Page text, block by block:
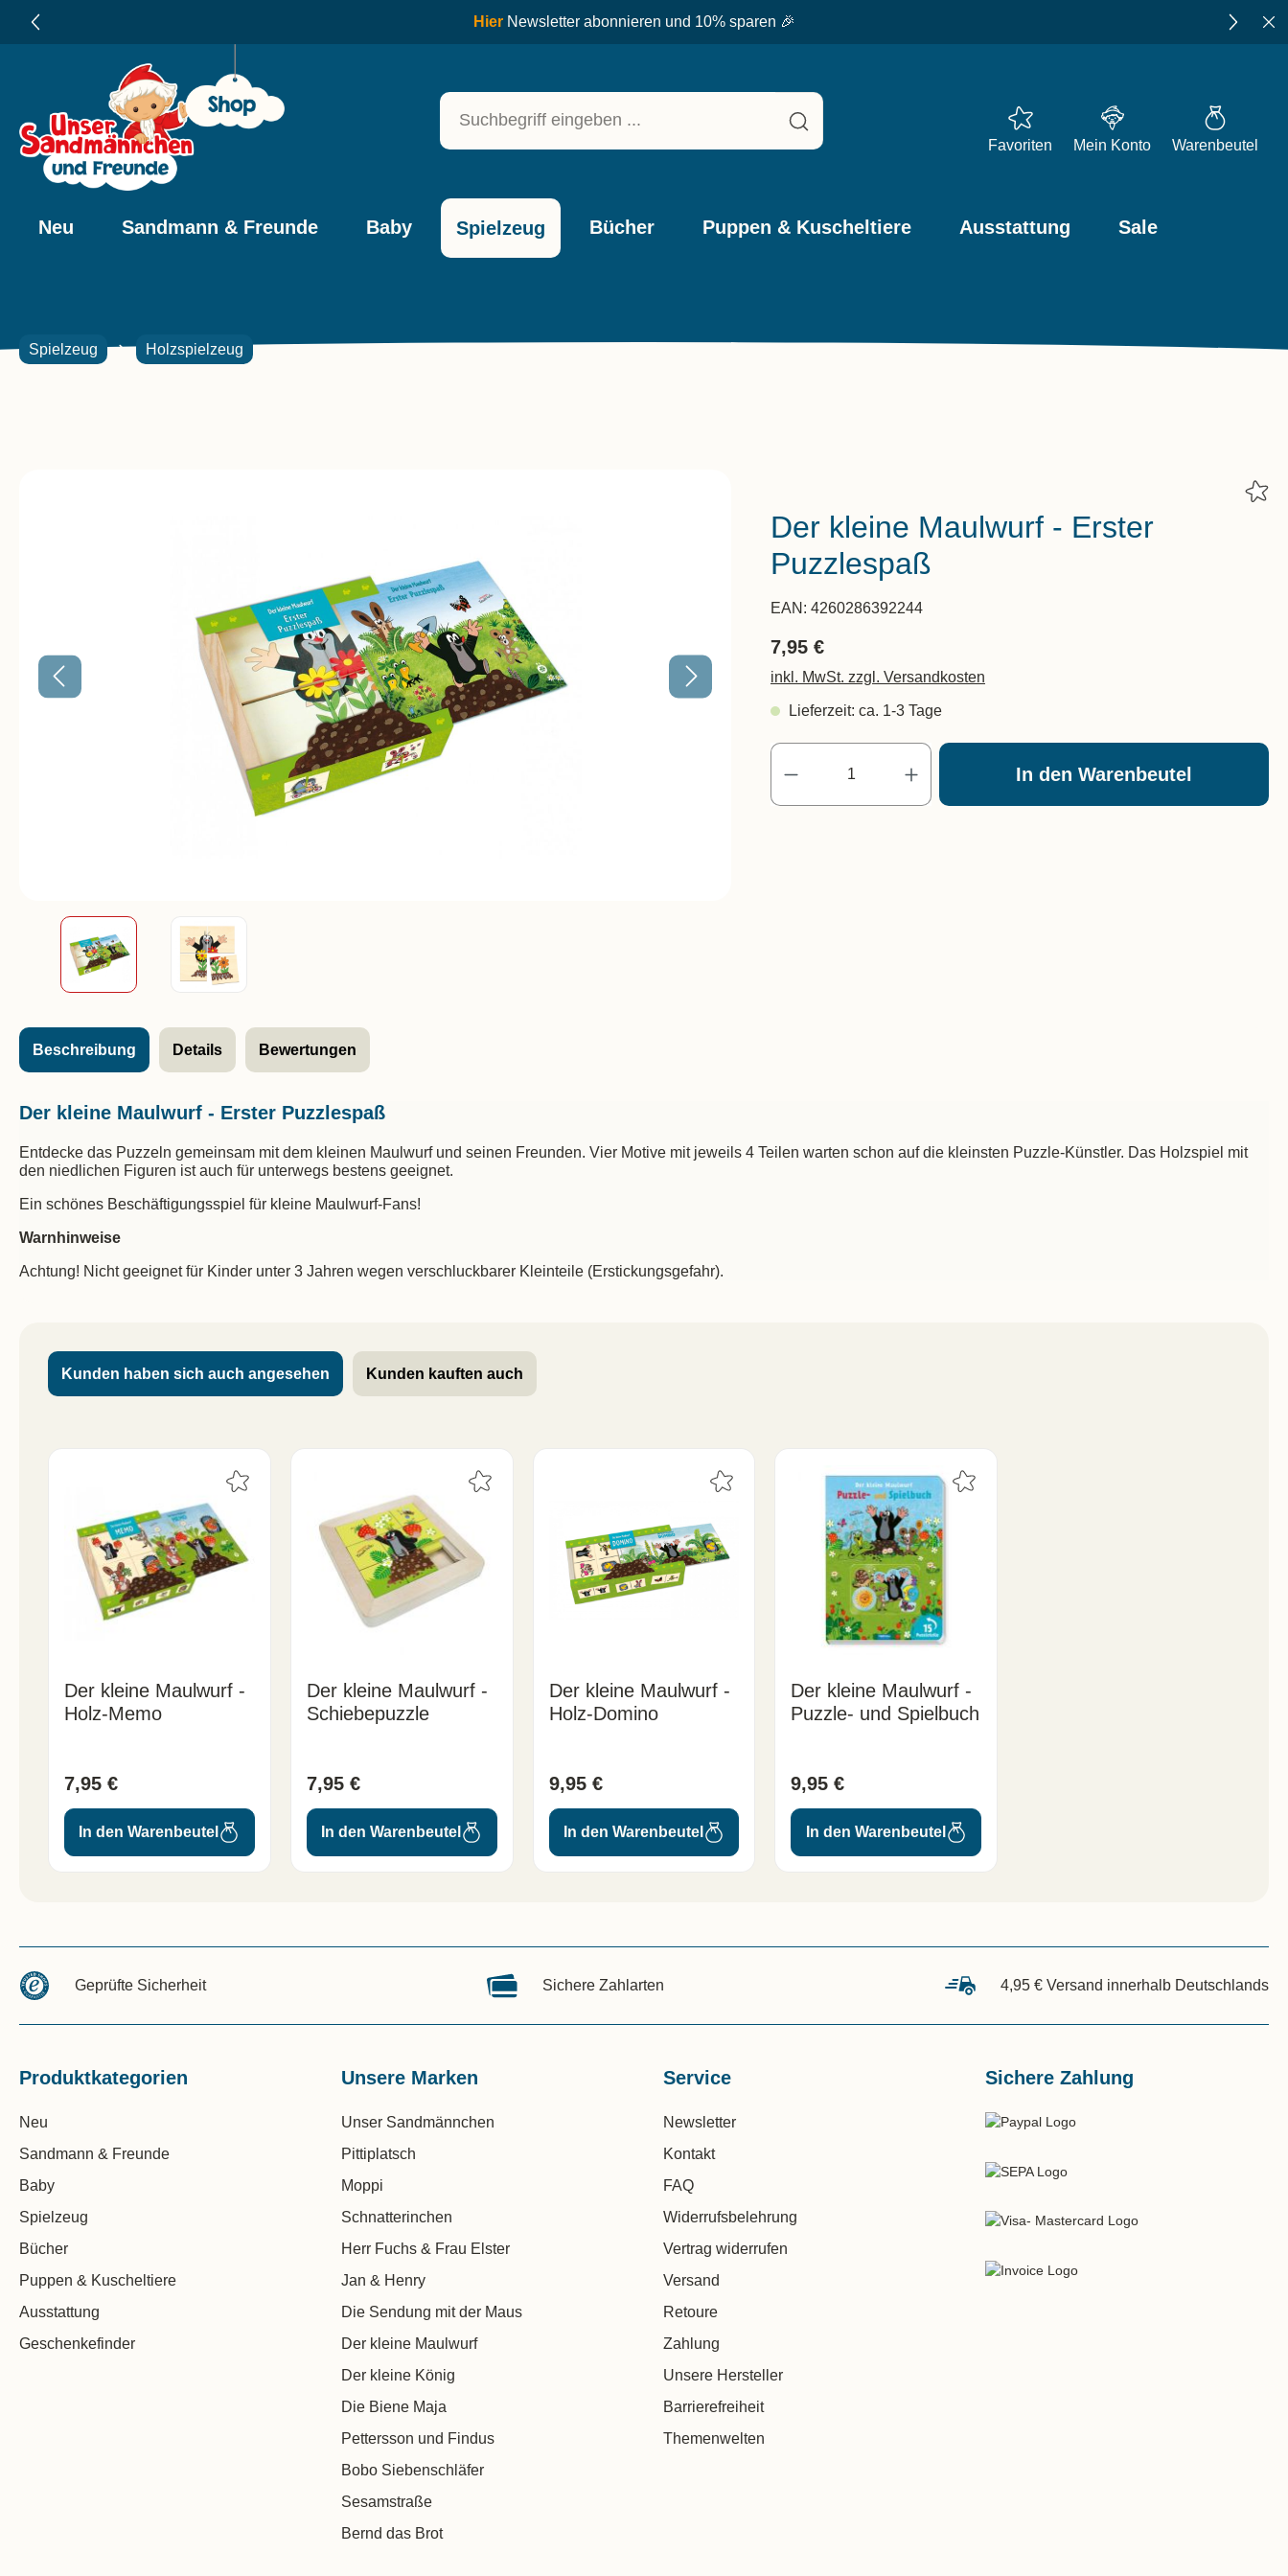
springenund 10% sparen 🎉 bei Trusted
Favoriten Mein Konto Warenbeutel
Neu Sandmann & Freunde Baby Spielzeug Bücher Puppen & Kuscheltiere Ausstattung Sale
Spielzeug Holzspielzeug
Der kleine Maulwurf - Erster
Puzzlespaß
EAN: 4260286392244
7,95 €
inkl. MwSt. zzgl. Versandkosten
Lieferzeit: ca. 1-3 Tage
Produkt Anzahl: Gib den
In den Warenbeutel
Beschreibung Details Bewertungen
Der kleine Maulwurf - Erster Puzzlespaß
Entdecke das Puzzeln gemeinsam mit dem kleinen Maulwurf und seinen Freunden. Vier Motive mit jeweils 4 Teilen warten schon auf die kleinsten Puzzle-Künstler. Das Holzspiel mit
den niedlichen Figuren ist auch für unterwegs bestens geeignet.
Ein schönes Beschäftigungsspiel für kleine Maulwurf-Fans!
Warnhinweise
Achtung! Nicht geeignet für Kinder unter 3 Jahren wegen verschluckbarer Kleinteile (Erstickungsgefahr).
Kunden haben sich auch angesehen Kunden kauften auch
Der kleine Maulwurf -
Holz-Memo
7,95 €
In den Warenbeutel
Der kleine Maulwurf -
Schiebepuzzle
7,95 €
In den Warenbeutel
Der kleine Maulwurf -
Holz-Domino
9,95 €
In den Warenbeutel
Der kleine Maulwurf -
Puzzle- und Spielbuch
9,95 €
In den Warenbeutel
Geprüfte Sicherheit Sichere Zahlarten 4,95 € Versand innerhalb Deutschlands
Produktkategorien
Neu
Sandmann & Freunde
Baby
Spielzeug
Bücher
Puppen & Kuscheltiere
Ausstattung
Geschenkefinder
Unsere Marken
Unser Sandmännchen
Pittiplatsch
Moppi
Schnatterinchen
Herr Fuchs & Frau Elster
Jan & Henry
Die Sendung mit der Maus
Der kleine Maulwurf
Der kleine König
Die Biene Maja
Pettersson und Findus
Bobo Siebenschläfer
Sesamstraße
Bernd das Brot
Service
Newsletter
Kontakt
FAQ
Widerrufsbelehrung
Vertrag widerrufen
Versand
Retoure
Zahlung
Unsere Hersteller
Barrierefreiheit
Themenwelten
Sichere Zahlung